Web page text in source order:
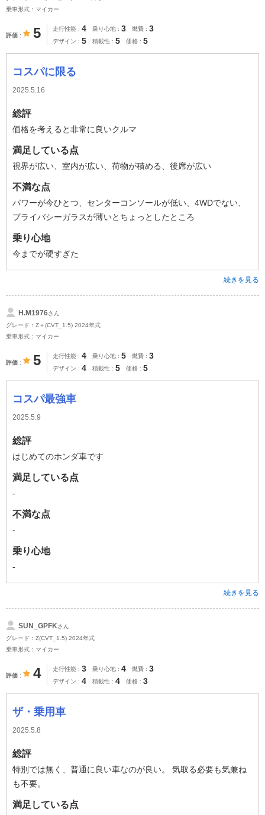
乗車形式：マイカー
評価 5 走行性能 4 乗り心地 3 燃費 3
デザイン 5 積載性 5 価格 5
コスパに限る
2025.5.16
総評
価格を考えると非常に良いクルマ
満足している点
視界が広い、室内が広い、荷物が積める、後席が広い
不満な点
パワーが今ひとつ、センターコンソールが低い、4WDでない、
プライバシーガラスが薄いとちょっとしたところ
乗り心地
今までが硬すぎた
続きを見る
H.M1976さん
グレード：Z＋(CVT_1.5) 2024年式
乗車形式：マイカー
評価 5 走行性能 4 乗り心地 5 燃費 3
デザイン 4 積載性 5 価格 5
コスパ最強車
2025.5.9
総評
はじめてのホンダ車です
満足している点
-
不満な点
-
乗り心地
-
続きを見る
SUN_GPFKさん
グレード：Z(CVT_1.5) 2024年式
乗車形式：マイカー
評価 4 走行性能 3 乗り心地 4 燃費 3
デザイン 4 積載性 4 価格 3
ザ・乗用車
2025.5.8
総評
特別では無く、普通に良い車なのが良い。 気取る必要も気兼ね
も不要。
満足している点